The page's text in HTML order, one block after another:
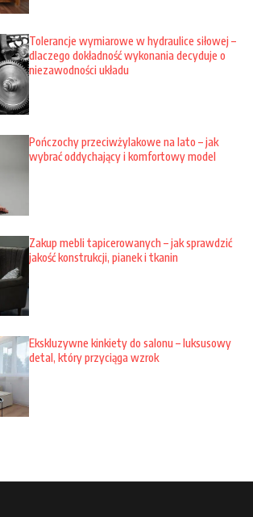
Tolerancje wymiarowe w hydraulice siłowej –
dlaczego dokładność wykonania decyduje o
niezawodności układu
Pończochy przeciwżylakowe na lato – jak
wybrać oddychający i komfortowy model
Zakup mebli tapicerowanych – jak sprawdzić
jakość konstrukcji, pianek i tkanin
Ekskluzywne kinkiety do salonu – luksusowy
detal, który przyciąga wzrok